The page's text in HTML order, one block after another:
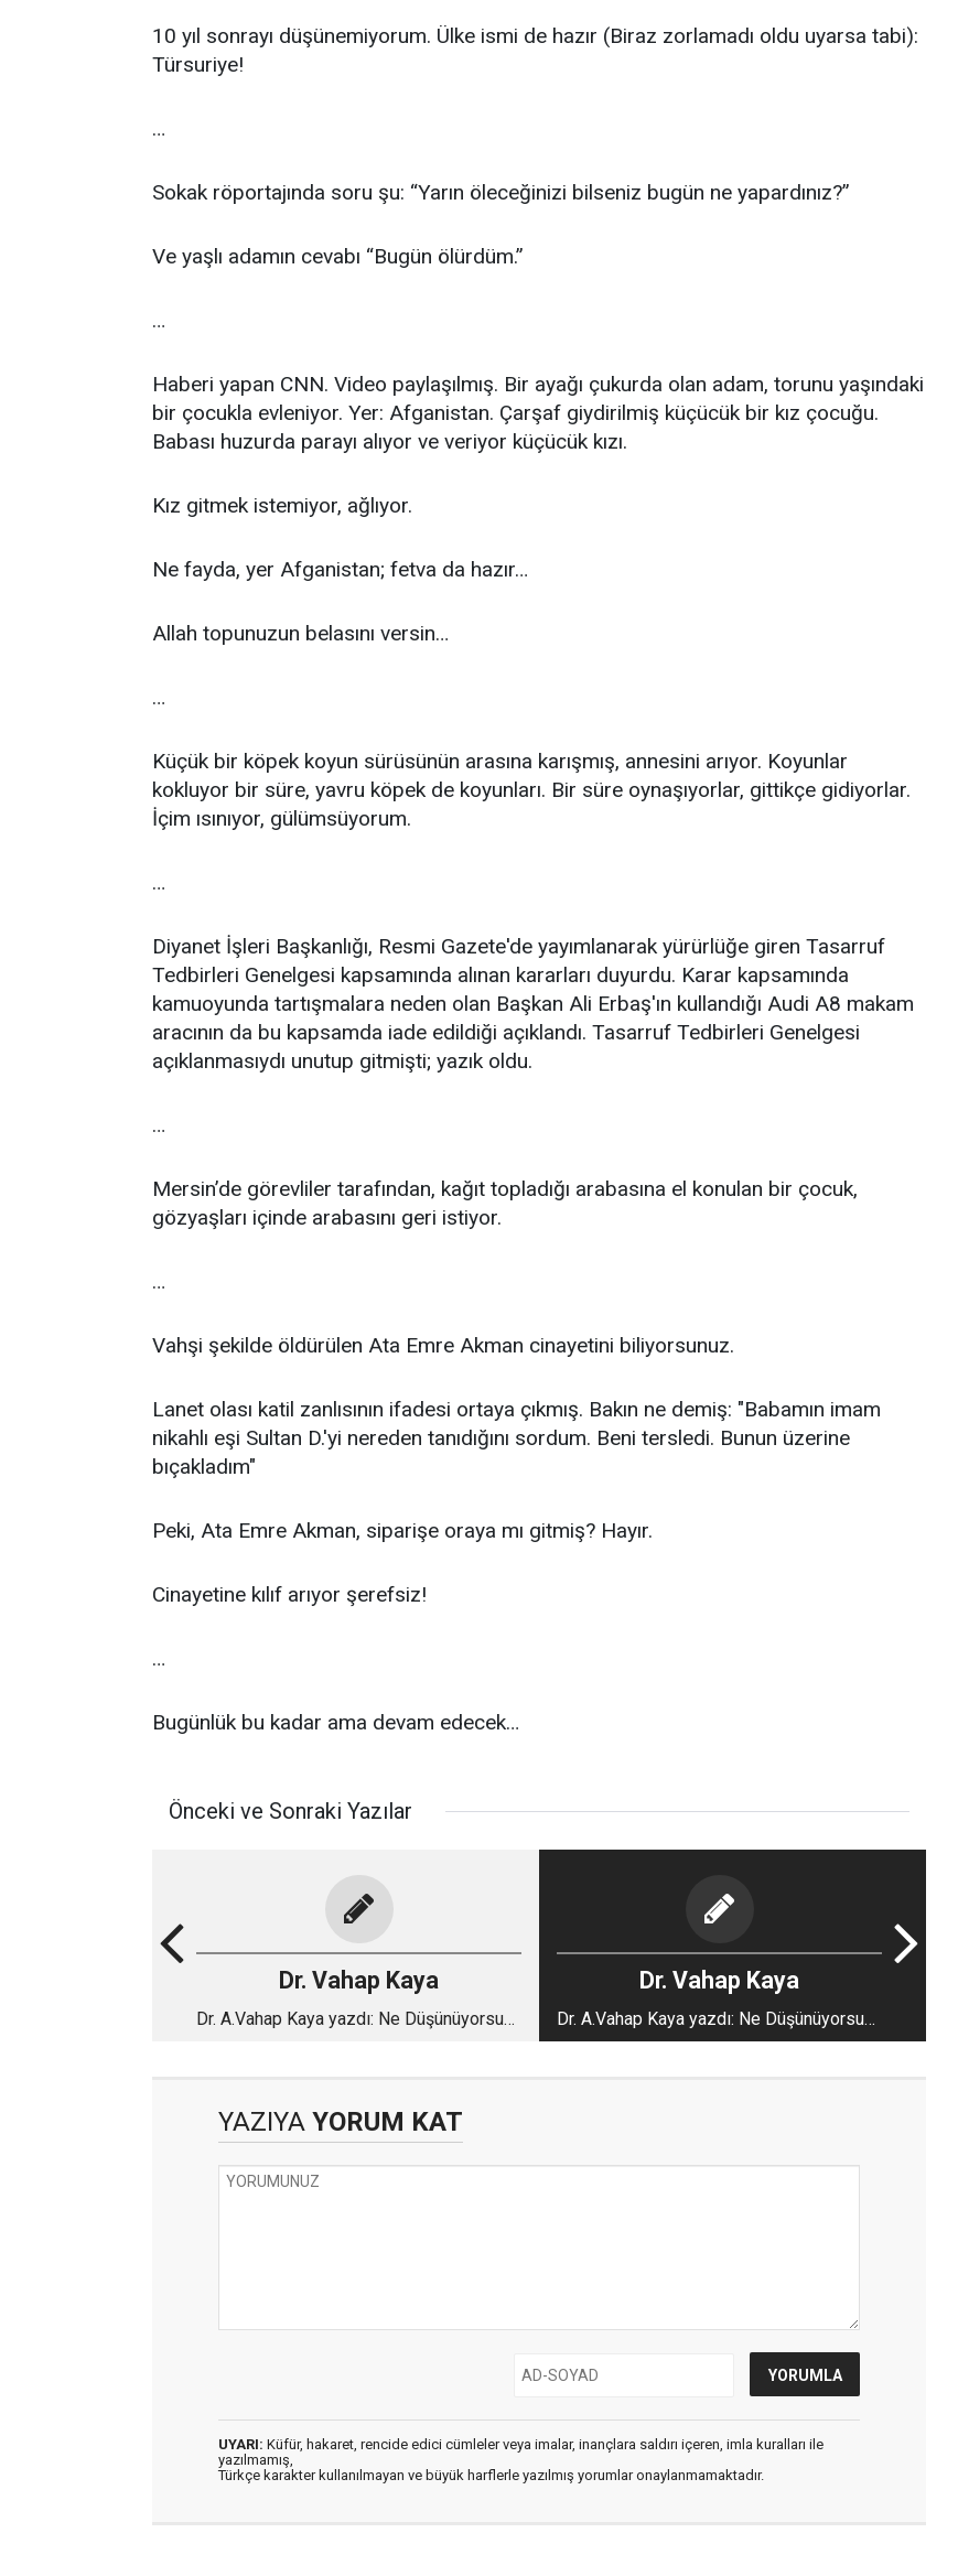
10 yıl sonrayı düşünemiyorum. Ülke ismi de hazır (Biraz zorlamadı oldu uyarsa tabi):
Türsuriye!
…
Sokak röportajında soru şu: “Yarın öleceğinizi bilseniz bugün ne yapardınız?”
Ve yaşlı adamın cevabı “Bugün ölürdüm.”
…
Haberi yapan CNN. Video paylaşılmış. Bir ayağı çukurda olan adam, torunu yaşındaki
bir çocukla evleniyor. Yer: Afganistan. Çarşaf giydirilmiş küçücük bir kız çocuğu.
Babası huzurda parayı alıyor ve veriyor küçücük kızı.
Kız gitmek istemiyor, ağlıyor.
Ne fayda, yer Afganistan; fetva da hazır…
Allah topunuzun belasını versin…
…
Küçük bir köpek koyun sürüsünün arasına karışmış, annesini arıyor. Koyunlar
kokluyor bir süre, yavru köpek de koyunları. Bir süre oynaşıyorlar, gittikçe gidiyorlar.
İçim ısınıyor, gülümsüyorum.
…
Diyanet İşleri Başkanlığı, Resmi Gazete'de yayımlanarak yürürlüğe giren Tasarruf
Tedbirleri Genelgesi kapsamında alınan kararları duyurdu. Karar kapsamında
kamuoyunda tartışmalara neden olan Başkan Ali Erbaş'ın kullandığı Audi A8 makam
aracının da bu kapsamda iade edildiği açıklandı. Tasarruf Tedbirleri Genelgesi
açıklanmasıydı unutup gitmişti; yazık oldu.
…
Mersin’de görevliler tarafından, kağıt topladığı arabasına el konulan bir çocuk,
gözyaşları içinde arabasını geri istiyor.
…
Vahşi şekilde öldürülen Ata Emre Akman cinayetini biliyorsunuz.
Lanet olası katil zanlısının ifadesi ortaya çıkmış. Bakın ne demiş: "Babamın imam
nikahlı eşi Sultan D.'yi nereden tanıdığını sordum. Beni tersledi. Bunun üzerine
bıçakladım"
Peki, Ata Emre Akman, siparişe oraya mı gitmiş? Hayır.
Cinayetine kılıf arıyor şerefsiz!
…
Bugünlük bu kadar ama devam edecek…
Önceki ve Sonraki Yazılar
Dr. Vahap Kaya
Dr. A.Vahap Kaya yazdı: Ne Düşünüyorsun?
Dr. Vahap Kaya
Dr. A.Vahap Kaya yazdı: Ne Düşünüyorsun?
2
YAZIYA YORUM KAT
UYARI: Küfür, hakaret, rencide edici cümleler veya imalar, inançlara saldırı içeren, imla kuralları ile
yazılmamış,
Türkçe karakter kullanılmayan ve büyük harflerle yazılmış yorumlar onaylanmamaktadır.